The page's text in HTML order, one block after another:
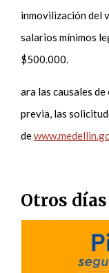
inmovilización del
salarios mínimos
$500.000.
ara las causales
previa, las
de
Otros